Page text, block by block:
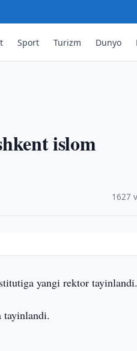
Sport Turizm Dunyo
islom
1627
yangi rektor tayinlandi.
tayinlandi.